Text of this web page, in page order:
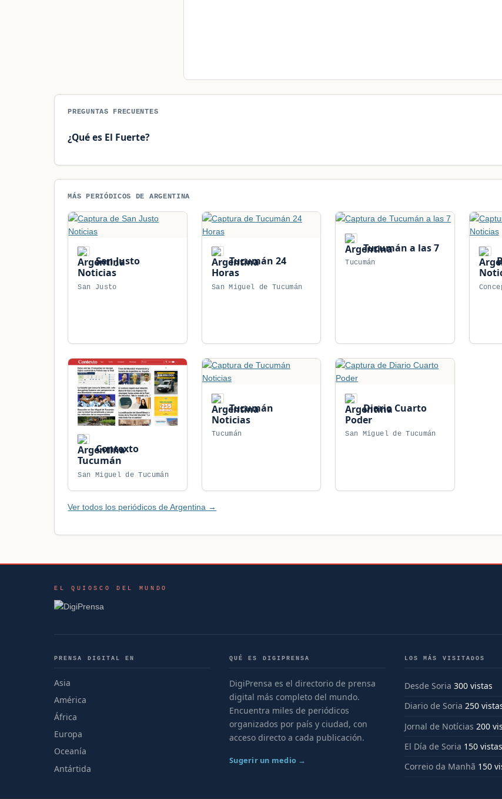
PREGUNTAS FRECUENTES
¿Qué es El Fuerte?
MÁS PERIÓDICOS DE ARGENTINA
San Justo
Noticias
San Justo
Tucumán 24
Horas
San Miguel de Tucumán
Tucumán a las 7
Tucumán
Contexto
Tucumán
San Miguel de Tucumán
Tucumán
Noticias
Tucumán
Diario Cuarto
Poder
San Miguel de Tucumán
Ver todos los periódicos de Argentina →
EL QUIOSCO DEL MUNDO
PRENSA DIGITAL EN
Asia
América
África
Europa
Oceanía
Antártida
QUÉ ES DIGIPRENSA
DigiPrensa es el directorio de prensa
digital más completo del mundo.
Encuentra miles de periódicos
organizados por país y ciudad, con
acceso directo a cada publicación.
Sugerir un medio →
LOS MÁS VISITADOS
Desde Soria 300 vistas
Diario de Soria 250
Jornal de Notícias 200
El Día de Soria 150 vistas
Correio da Manhã 150